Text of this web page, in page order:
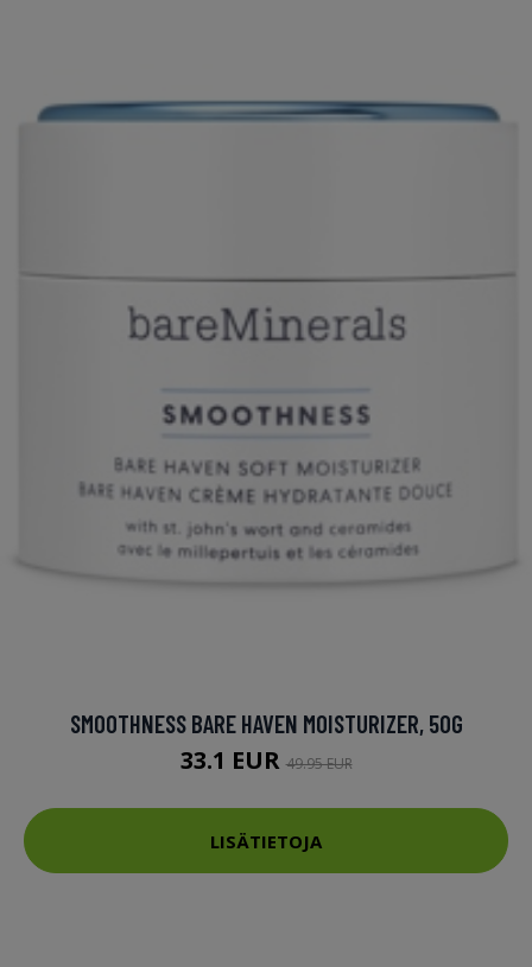
SMOOTHNESS BARE HAVEN MOISTURIZER, 50G
33.1 EUR49.95 EUR
LISÄTIETOJA